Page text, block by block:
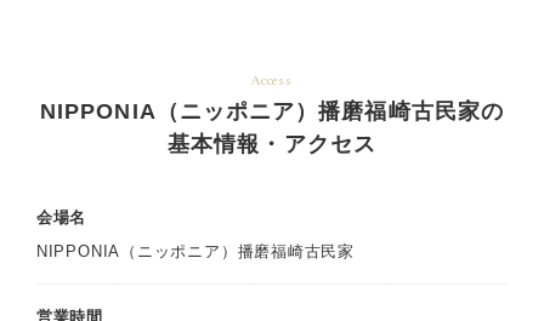
Access
NIPPONIA（ニッポニア）播磨福崎古民家の
基本情報・アクセス
会場名
NIPPONIA（ニッポニア）播磨福崎古民家
営業時間